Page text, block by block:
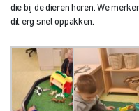
die bij de dieren horen. We
dit erg snel oppakken.